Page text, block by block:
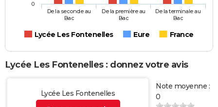
Lycée Les Fontenelles Eure France
De la seconde au
Bac
De la première au
Bac
De la terminale au
Bac
0
Lycée Les Fontenelles : donnez votre avis
Lycée Les Fontenelles
Note moyenne :
0